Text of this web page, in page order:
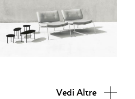
Vedi Altre